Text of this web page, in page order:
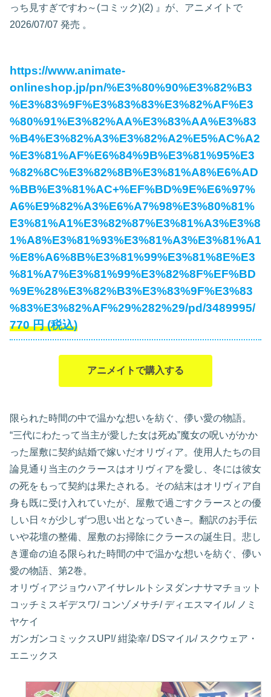
っち見すぎですわ～(コミック)(2) 』が、アニメイトで
2026/07/07 発売 。
https://www.animate-
onlineshop.jp/pn/%E3%80%90%E3%82%B3
%E3%83%9F%E3%83%83%E3%82%AF%E3
%80%91%E3%82%AA%E3%83%AA%E3%83
%B4%E3%82%A3%E3%82%A2%E5%AC%A2
%E3%81%AF%E6%84%9B%E3%81%95%E3
%82%8C%E3%82%8B%E3%81%A8%E6%AD
%BB%E3%81%AC+%EF%BD%9E%E6%97%
A6%E9%82%A3%E6%A7%98%E3%80%81%
E3%81%A1%E3%82%87%E3%81%A3%E3%8
1%A8%E3%81%93%E3%81%A3%E3%81%A1
%E8%A6%8B%E3%81%99%E3%81%8E%E3
%81%A7%E3%81%99%E3%82%8F%EF%BD
%9E%28%E3%82%B3%E3%83%9F%E3%83
%83%E3%82%AF%29%282%29/pd/3489995/
770 円 (税込)
アニメイトで購入する
限られた時間の中で温かな想いを紡ぐ、儚い愛の物語。
“三代にわたって当主が愛した女は死ぬ”魔女の呪いがかか
った屋敷に契約結婚で嫁いだオリヴィア。使用人たちの目
論見通り当主のクラースはオリヴィアを愛し、冬には彼女
の死をもって契約は果たされる。その結末はオリヴィア自
身も既に受け入れていたが、屋敷で過ごすクラースとの優
しい日々が少しずつ思い出となっていき–。翻訳のお手伝
いや花壇の整備、屋敷のお掃除にクラースの誕生日。悲し
き運命の迫る限られた時間の中で温かな想いを紡ぐ、儚い
愛の物語、第2巻。
オリヴィアジョウハアイサレルトシヌダンナサマチョット
コッチミスギデスワ/ コンゾメサチ/ ディエスマイル/ ノミ
ヤケイ
ガンガンコミックスUP!/ 紺染幸/ DSマイル/ スクウェア・
エニックス